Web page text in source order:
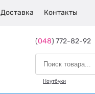
Доставка Контакты
(048) 772-82-92
Ноутбуки